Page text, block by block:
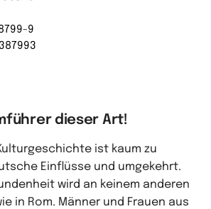
9
dieser Art!
ist kaum zu
Einflüsse und umgekehrt.
wird an keinem anderen
in Rom. Männer und Frauen aus